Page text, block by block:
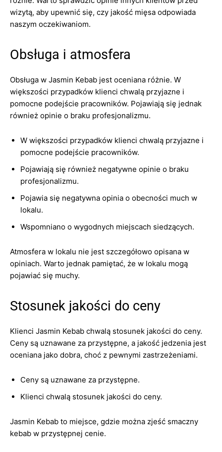
wizytą, aby upewnić się, czy jakość mięsa odpowiada
naszym oczekiwaniom.
Obsługa i atmosfera
Obsługa w Jasmin Kebab jest oceniana różnie. W
większości przypadków klienci chwalą przyjazne i
pomocne podejście pracowników. Pojawiają się jednak
również opinie o braku profesjonalizmu.
W większości przypadków klienci chwalą przyjazne i
pomocne podejście pracowników.
Pojawiają się również negatywne opinie o braku
profesjonalizmu.
Pojawia się negatywna opinia o obecności much w
lokalu.
Wspomniano o wygodnych miejscach siedzących.
Atmosfera w lokalu nie jest szczegółowo opisana w
opiniach. Warto jednak pamiętać, że w lokalu mogą
pojawiać się muchy.
Stosunek jakości do ceny
Klienci Jasmin Kebab chwalą stosunek jakości do ceny.
Ceny są uznawane za przystępne, a jakość jedzenia jest
oceniana jako dobra, choć z pewnymi zastrzeżeniami.
Ceny są uznawane za przystępne.
Klienci chwalą stosunek jakości do ceny.
Jasmin Kebab to miejsce, gdzie można zjeść smaczny
kebab w przystępnej cenie.